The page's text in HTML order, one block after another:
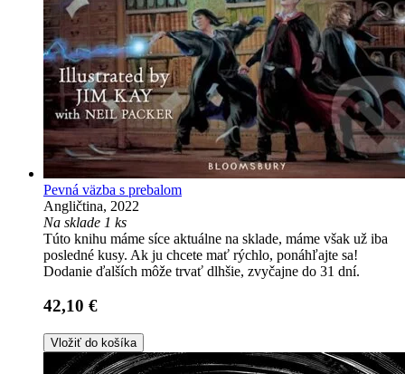
Pevná väzba s prebalom
Angličtina, 2022
Na sklade 1 ks
Túto knihu máme síce aktuálne na sklade, máme však už iba
posledné kusy. Ak ju chcete mať rýchlo, ponáhľajte sa!
Dodanie ďalších môže trvať dlhšie, zvyčajne do 31 dní.
42,10 €
Vložiť do košíka